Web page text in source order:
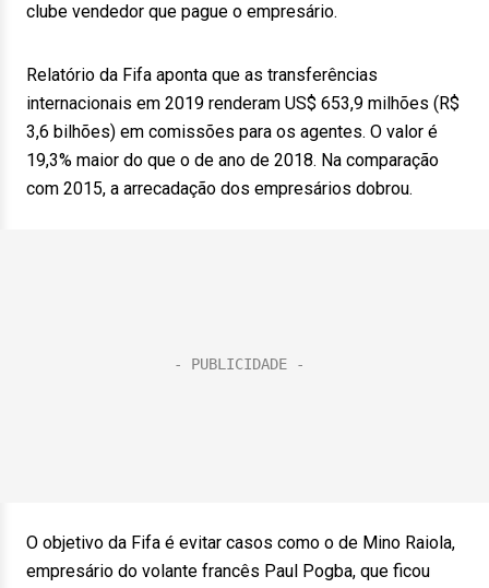
clube vendedor que pague o empresário.
Relatório da Fifa aponta que as transferências
internacionais em 2019 renderam US$ 653,9 milhões (R$
3,6 bilhões) em comissões para os agentes. O valor é
19,3% maior do que o de ano de 2018. Na comparação
com 2015, a arrecadação dos empresários dobrou.
O objetivo da Fifa é evitar casos como o de Mino Raiola,
empresário do volante francês Paul Pogba, que ficou